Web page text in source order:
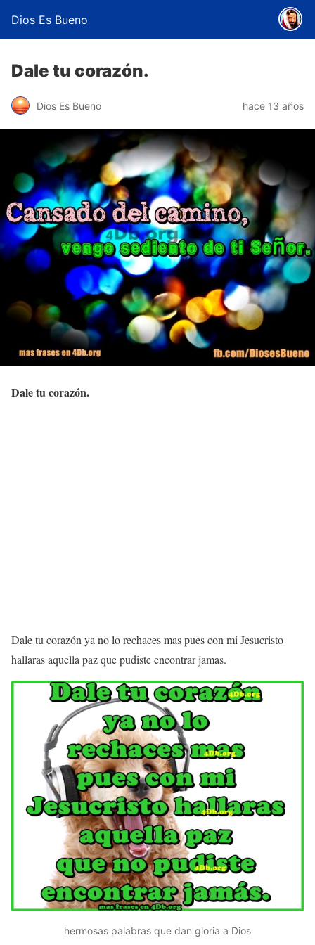
Dios Es Bueno
Dale tu corazón.
Dios Es Bueno hace 13 años
Dale tu corazón.
Dale tu corazón ya no lo rechaces mas pues con mi Jesucristo
hallaras aquella paz que pudiste encontrar jamas.
hermosas palabras que dan gloria a Dios